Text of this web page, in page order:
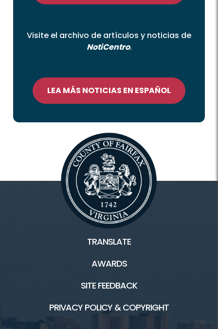
Visite el archivo de artículos y noticias de
NotiCentro.
LEA MÁS NOTICIAS EN ESPAÑOL
TRANSLATE
AWARDS
SITE FEEDBACK
PRIVACY POLICY & COPYRIGHT